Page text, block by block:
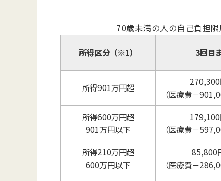
70歳未満の人の自己負担
所得区分（※1） 3回目
所得901万円超
270,300
（医療費－
所得600万円超
901万円以下
179,100
（医療費－
所得210万円超
600万円以下
85,800
（医療費－